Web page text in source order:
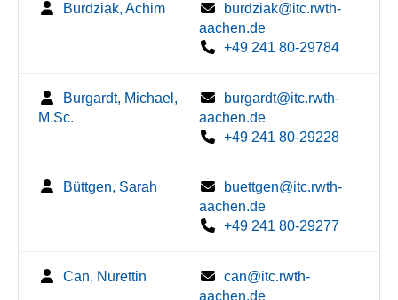
Burdziak, Achim
burdziak@itc.rwth-
aachen.de
+49 241 80-29784
Burgardt, Michael,
M.Sc.
burgardt@itc.rwth-
aachen.de
+49 241 80-29228
Büttgen, Sarah
buettgen@itc.rwth-
aachen.de
+49 241 80-29277
Can, Nurettin
can@itc.rwth-
aachen.de